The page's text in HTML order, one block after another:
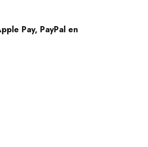
Pay, PayPal en